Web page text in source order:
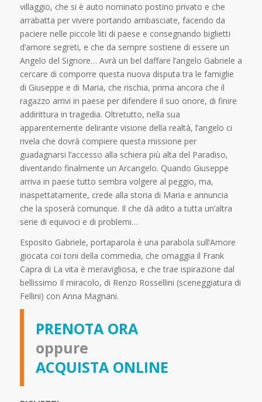
villaggio, che si è auto nominato postino privato e che
arrabatta per vivere portando ambasciate, facendo da
paciere nelle piccole liti di paese e consegnando biglietti
d’amore segreti, e che da sempre sostiene di essere un
Angelo del Signore… Avrà un bel daffare l’angelo Gabriele a
cercare di comporre questa nuova disputa tra le famiglie
di Giuseppe e di Maria, che rischia, prima ancora che il
ragazzo arrivi in paese per difendere il suo onore, di finire
addirittura in tragedia. Oltretutto, nella sua
apparentemente delirante visione della realtà, l’angelo ci
rivela che dovrà compiere questa missione per
guadagnarsi l’accesso alla schiera più alta del Paradiso,
diventando finalmente un Arcangelo. Quando Giuseppe
arriva in paese tutto sembra volgere al peggio, ma,
inaspettatamente, crede alla storia di Maria e annuncia
che la sposerà comunque. Il che dà adito a tutta un’altra
serie di equivoci e di problemi…
Esposito Gabriele, portaparola è una parabola sull’Amore
giocata coi toni della commedia, che omaggia il Frank
Capra di La vita è meravigliosa, e che trae ispirazione dal
bellissimo Il miracolo, di Renzo Rossellini (sceneggiatura di
Fellini) con Anna Magnani.
PRENOTA ORA
oppure
ACQUISTA ONLINE